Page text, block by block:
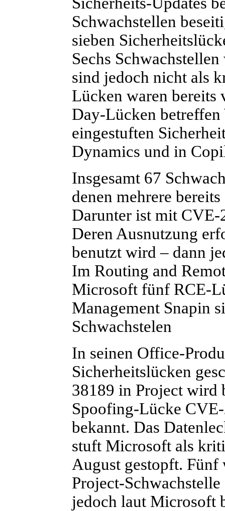
Schwachstellen
sieben
Sechs
sind jedoch nicht als
Lücken waren bereits
Day-Lücken
eingestuften
Dynamics und in
Insgesamt 67
denen mehrere
Darunter ist mit
Deren Ausnutzung
benutzt wird – dann
Im Routing and
Microsoft fünf RCE-
Management Snapin
Schwachstelen
In seinen Office-
Sicherheitslücken
38189 in Project wird
Spoofing-Lücke
bekannt. Das
stuft Microsoft als
August gestopft.
Project-
jedoch laut Microsoft